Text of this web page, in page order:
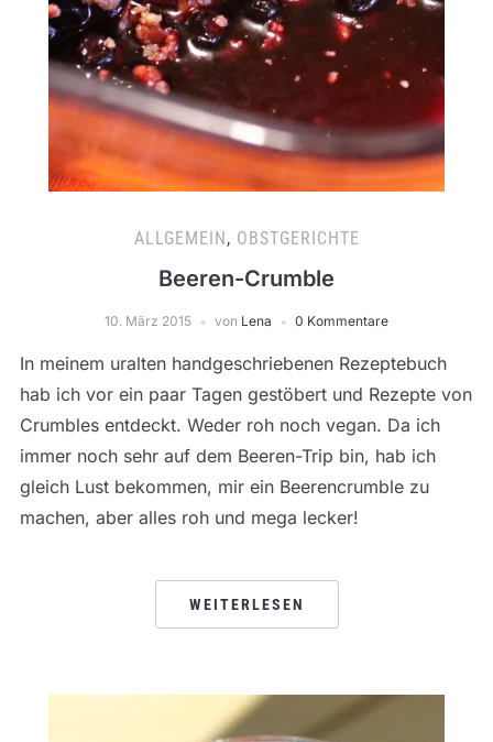
ALLGEMEIN, OBSTGERICHTE
Beeren-Crumble
10. März 2015 von Lena 0 Kommentare
In meinem uralten handgeschriebenen Rezeptebuch
hab ich vor ein paar Tagen gestöbert und Rezepte von
Crumbles entdeckt. Weder roh noch vegan. Da ich
immer noch sehr auf dem Beeren-Trip bin, hab ich
gleich Lust bekommen, mir ein Beerencrumble zu
machen, aber alles roh und mega lecker!
WEITERLESEN